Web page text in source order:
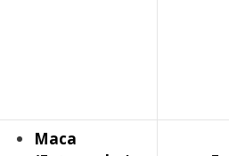
Maca